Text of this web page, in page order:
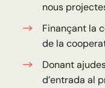
nous
Finançant la
de la
Donant
d’entrada al